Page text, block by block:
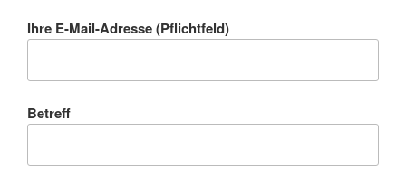
Ihre E-Mail-Adresse (Pflichtfeld)
Betreff